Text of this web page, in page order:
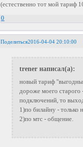
(естественно тот мой тариф
0
Поделиться2016-04-04 20:10:00
trener написал(а):
новый тариф
дороже моего
подключений, то
1)по билайну - только
2)по мтс - общение.